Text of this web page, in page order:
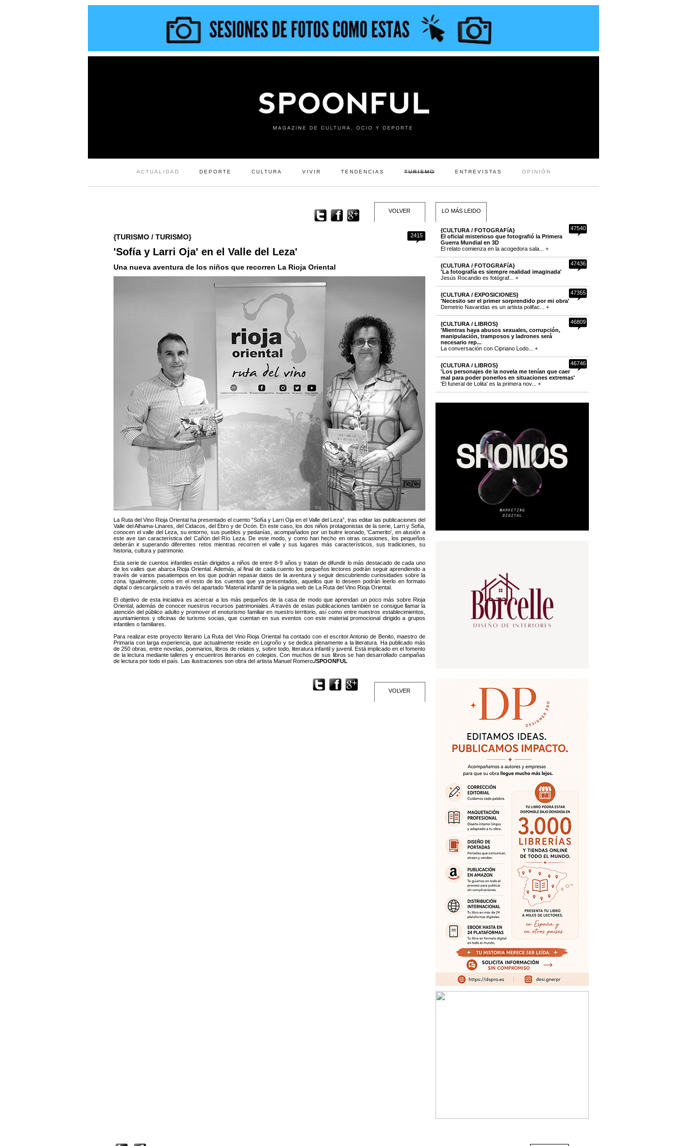
ACTUALIDAD DEPORTE CULTURA VIVIR TENDENCIAS TURISMO ENTREVISTAS OPINIÓN
VOLVER
2415
{TURISMO / TURISMO}
'Sofía y Larri Oja' en el Valle del Leza'
Una nueva aventura de los niños que recorren La Rioja Oriental
La Ruta del Vino Rioja Oriental ha presentado el cuento “Sofía y Larri Oja en el Valle del Leza”, tras editar las publicaciones del
Valle del Alhama-Linares, del Cidacos, del Ebro y de Ocón. En este caso, los dos niños protagonistas de la serie, Larri y Sofía,
conocen el valle del Leza, su entorno, sus pueblos y pedanías, acompañados por un buitre leonado, 'Camerito', en alusión a
este ave tan característica del Cañón del Río Leza. De este modo, y como han hecho en otras ocasiones, los pequeños
deberán ir superando diferentes retos mientras recorren el valle y sus lugares más característicos, sus tradiciones, su
historia, cultura y patrimonio.
Esta serie de cuentos infantiles están dirigidos a niños de entre 8-9 años y tratan de difundir lo más destacado de cada uno
de los valles que abarca Rioja Oriental. Además, al final de cada cuento los pequeños lectores podrán seguir aprendiendo a
través de varios pasatiempos en los que podrán repasar datos de la aventura y seguir descubriendo curiosidades sobre la
zona. Igualmente, como en el resto de los cuentos que ya presentados, aquellos que lo deseen podrán leerlo en formato
digital o descargárselo a través del apartado 'Material infantil' de la página web de La Ruta del Vino Rioja Oriental.
El objetivo de esta iniciativa es acercar a los más pequeños de la casa de modo que aprendan un poco más sobre Rioja
Oriental, además de conocer nuestros recursos patrimoniales. A través de estas publicaciones también se consigue llamar la
atención del público adulto y promover el enoturismo familiar en nuestro territorio, así como entre nuestros establecimientos,
ayuntamientos y oficinas de turismo socias, que cuentan en sus eventos con este material promocional dirigido a grupos
infantiles o familiares.
Para realizar este proyecto literario La Ruta del Vino Rioja Oriental ha contado con el escritor Antonio de Benito, maestro de
Primaria con larga experiencia, que actualmente reside en Logroño y se dedica plenamente a la literatura. Ha publicado más
de 250 obras, entre novelas, poemarios, libros de relatos y, sobre todo, literatura infantil y juvenil. Está implicado en el fomento
de la lectura mediante talleres y encuentros literarios en colegios. Con muchos de sus libros se han desarrollado campañas
de lectura por todo el país. Las ilustraciones son obra del artista Manuel Romero./SPOONFUL
VOLVER
LO MÁS LEIDO
47540
{CULTURA / FOTOGRAFíA}
El oficial misterioso que fotografió la Primera
Guerra Mundial en 3D
El relato comienza en la acogedora sala... +
47436
{CULTURA / FOTOGRAFíA}
'La fotografía es siempre realidad imaginada'
Jesús Rocandio es fotógraf... +
47355
{CULTURA / EXPOSICIONES}
'Necesito ser el primer sorprendido por mi obra'
Demetrio Navaridas es un artista polifac... +
46809
{CULTURA / LIBROS}
'Mientras haya abusos sexuales, corrupción,
manipulación, tramposos y ladrones será
necesario rep...
La conversación con Cipriano Lodo... +
46746
{CULTURA / LIBROS}
'Los personajes de la novela me tenían que caer
mal para poder ponerlos en situaciones extremas'
'El funeral de Lolita' es la primera nov... +